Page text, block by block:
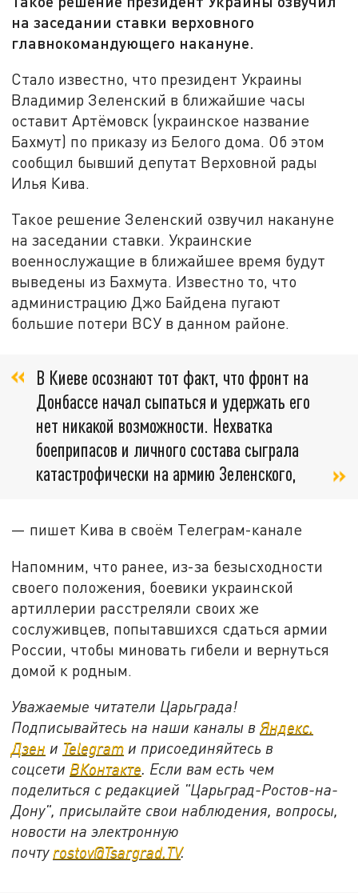
на заседании ставки верховного
главнокомандующего накануне.
Стало известно, что президент Украины
Владимир Зеленский в ближайшие часы
оставит Артёмовск (украинское название
Бахмут) по приказу из Белого дома. Об этом
сообщил бывший депутат Верховной рады
Илья Кива.
Такое решение Зеленский озвучил накануне
на заседании ставки. Украинские
военнослужащие в ближайшее время будут
выведены из Бахмута. Известно то, что
администрацию Джо Байдена пугают
большие потери ВСУ в данном районе.
В Киеве осознают тот факт, что фронт на
Донбассе начал сыпаться и удержать его
нет никакой возможности. Нехватка
боеприпасов и личного состава сыграла
катастрофически на армию Зеленского,
— пишет Кива в своём Телеграм-канале
Напомним, что ранее, из-за безысходности
своего положения, боевики украинской
артиллерии расстреляли своих же
сослуживцев, попытавшихся сдаться армии
России, чтобы миновать гибели и вернуться
домой к родным.
Уважаемые читатели Царьграда!
Подписывайтесь на наши каналы вЯндекс.
Дзен и Telegram и присоединяйтесь в
соцсети ВКонтакте. Если вам есть чем
поделиться с редакцией "Царьград-Ростов-на-
Дону", присылайте свои наблюдения, вопросы,
новости на электронную
почту rostov@Tsargrad.ТV.